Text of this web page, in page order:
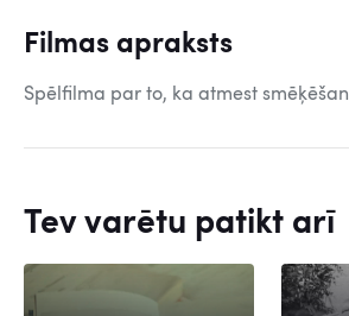
Filmas apraksts
Spēlfilma par to, ka atmest
Tev varētu patikt arī